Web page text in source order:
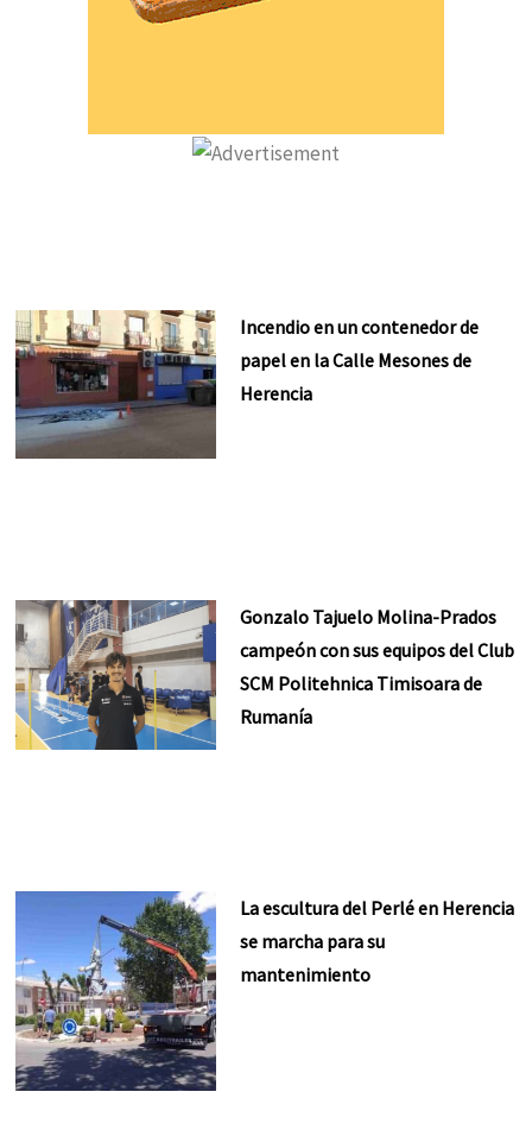
Incendio en un contenedor de
papel en la Calle Mesones de
Herencia
Gonzalo Tajuelo Molina-Prados
campeón con sus equipos del Club
SCM Politehnica Timisoara de
Rumanía
La escultura del Perlé en Herencia
se marcha para su
mantenimiento